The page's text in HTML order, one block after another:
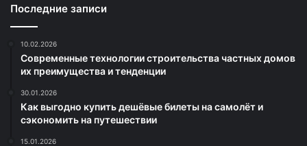
Последние записи
10.02.2026
Современные технологии строительства частных домов
их преимущества и тенденции
30.01.2026
Как выгодно купить дешёвые билеты на самолёт и
сэкономить на путешествии
15.01.2026